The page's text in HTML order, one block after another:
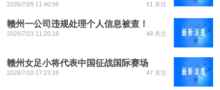
2026/7/29 11:40:56 51 关注
赣州一公司违规处理个人信息被查！
2026/7/23 11:20:18 48 关注
赣州女足小将代表中国征战国际赛场
2026/7/10 17:23:16 47 关注